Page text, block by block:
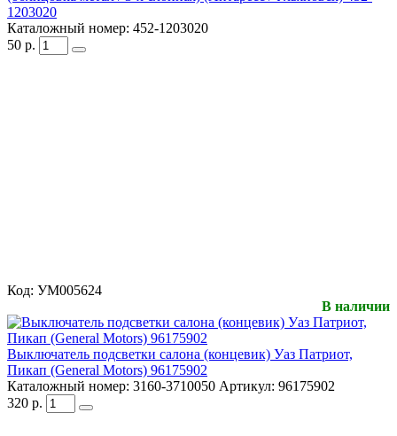
1203020
Каталожный номер: 452-1203020
50 р.
Код: УМ005624
В наличии
Выключатель подсветки салона (концевик) Уаз Патриот,
Пикап (General Motors) 96175902
Каталожный номер: 3160-3710050 Артикул: 96175902
320 р.